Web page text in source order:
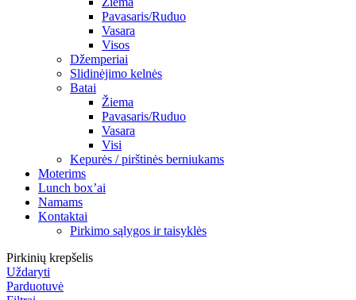
Pavasaris/Ruduo
Vasara
Visos
Džemperiai
Slidinėjimo kelnės
Batai
Žiema
Pavasaris/Ruduo
Vasara
Visi
Kepurės / pirštinės berniukams
Moterims
Lunch box’ai
Namams
Kontaktai
Pirkimo sąlygos ir taisyklės
Pirkinių krepšelis
Uždaryti
Parduotuvė